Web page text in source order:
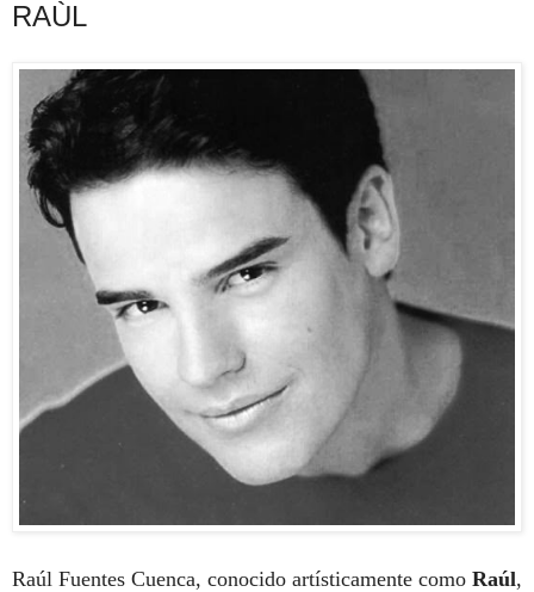
RAÙL
Raúl Fuentes Cuenca, conocido artísticamente como Raúl,